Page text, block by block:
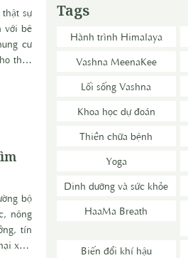
sự
với bê
cư
thấy
bộ
nông
tín
xuất
Tags
Hành trình Himalaya
Vashna MeenaKee
Lối sống Vashna
Khoa học dự đoán
Thiền chữa bệnh
Yoga
Dinh dưỡng và sức khỏe
HaaMa Breath
Biến đổi khí hậu